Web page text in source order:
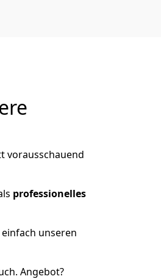
vorausschauend
professionelles
unseren
Angebot?